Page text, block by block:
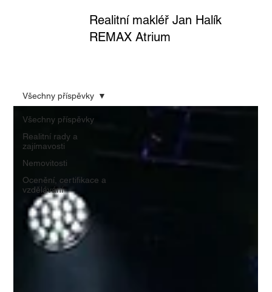
Realitní makléř Jan Halík
REMAX Atrium
Všechny příspěvky
Realitní rady a
zajímavosti
Nemovitosti
Ocenění, certifikace a
vzdělávání
Všechny příspěvky